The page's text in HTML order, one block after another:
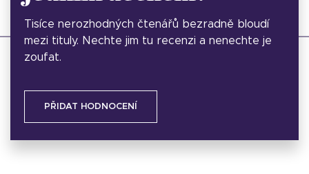
Tisíce nerozhodných čtenářů bezradně bloudí
mezi tituly. Nechte jim tu recenzi a nenechte je
zoufat.
PŘIDAT HODNOCENÍ